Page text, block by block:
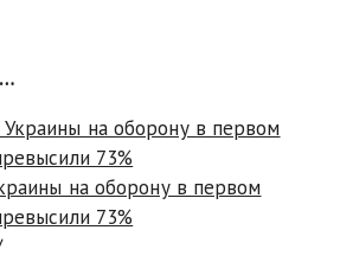
на оборону в первом
73%